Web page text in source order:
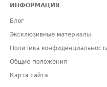
ИНФОРМАЦИЯ
Блог
Эксклюзивные материалы
Политика
Общие положения
Карта сайта